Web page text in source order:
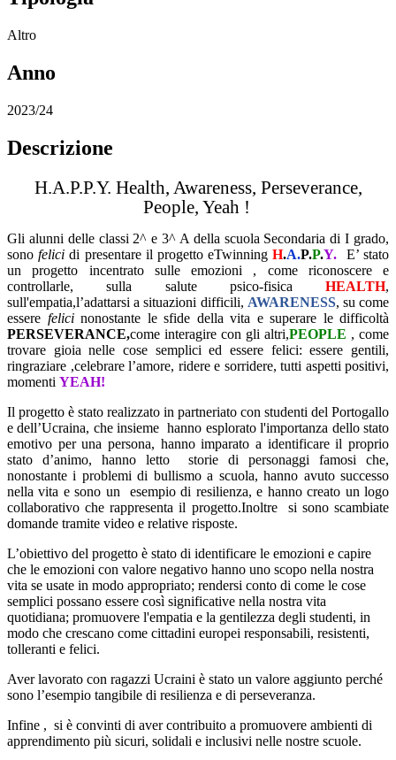
Altro
Anno
2023/24
Descrizione
H.A.P.P.Y. Health, Awareness, Perseverance,
People, Yeah !
Gli alunni delle classi 2^ e 3^ A della scuola Secondaria di I grado,
sonofelici di presentare il progetto eTwinningH.A.P.P.Y.
E’ stato
un progetto incentrato sulle emozioni , come riconoscere e
controllarle, sulla salute psico-fisica HEALTH,
sull'empatia,l’adattarsi a situazioni difficili, AWARENESS, su come
essere felici nonostante le sfide della vita e superare le difficoltà
PERSEVERANCE,come interagire con gli altri,PEOPLE , come
trovare gioia nelle cose semplici ed essere felici: essere gentili,
ringraziare ,celebrare l’amore, ridere e sorridere, tutti aspetti positivi,
momenti YEAH!
Il progetto è stato realizzato in partneriato con studenti del Portogallo
e dell’Ucraina, che insieme hanno esplorato l'importanza dello stato
emotivo per una persona, hanno imparato a identificare il proprio
stato d’animo, hanno letto
storie di personaggi famosi che,
nonostante i problemi di bullismo a scuola, hanno avuto successo
nella vita e sono un
esempio di resilienza, e hanno creato un logo
collaborativo che rappresenta il progetto.Inoltre
si sono scambiate
domande tramite video e relative risposte.
L’obiettivo del progetto è stato di identificare le emozioni e capire
che le emozioni con valore negativo hanno uno scopo nella nostra
vita se usate in modo appropriato; rendersi conto di come le cose
semplici possano essere così significative nella nostra vita
quotidiana; promuovere l'empatia e la gentilezza degli studenti, in
modo che crescano come cittadini europei responsabili, resistenti,
tolleranti e felici.
Aver lavorato con ragazzi Ucraini è stato un valore aggiunto perché
sono l’esempio tangibile di resilienza e di perseveranza.
Infine , si è convinti di aver contribuito a promuovere ambienti di
apprendimento più sicuri, solidali e inclusivi nelle nostre scuole.